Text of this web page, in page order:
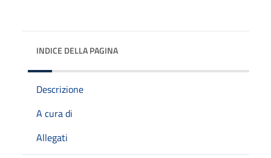
INDICE DELLA PAGINA
Descrizione
A cura di
Allegati